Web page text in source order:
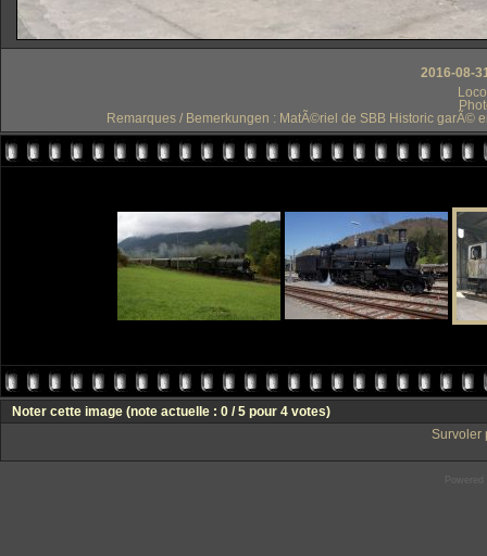
2016-08-
Remarques / Bemerkungen : MatÃ©riel de SBB Historic garÃ©
Noter cette image (note actuelle : 0 / 5 pour 4 votes)
Survoler